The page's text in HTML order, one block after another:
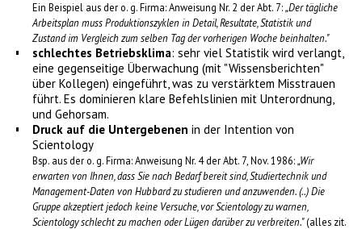
Ein Beispiel aus der o. g. Firma: Anweisung Nr. 2 der Abt. 7:„Der tägliche
Arbeitsplan muss Produktionszyklen in Detail, Resultate, Statistik und
Zustand im Vergleich zum selben Tag der vorherigen Woche beinhalten."
schlechtes Betriebsklima: sehr viel Statistik wird verlangt,
eine gegenseitige Überwachung (mit "Wissensberichten"
über Kollegen) eingeführt, was zu verstärktem Misstrauen
führt. Es dominieren klare Befehlslinien mit Unterordnung,
und Gehorsam.
Druck auf die Untergebenen in der Intention von
Scientology
Bsp. aus der o. g. Firma: Anweisung Nr. 4 der Abt. 7, Nov. 1986:„Wir
erwarten von Ihnen, dass Sie nach Bedarf bereit sind, Studiertechnik und
Management-Daten von Hubbard zu studieren und anzuwenden. (..) Die
Gruppe akzeptiert jedoch keine Versuche, vor Scientology zu warnen,
Scientology schlecht zu machen oder Lügen darüber zu verbreiten."(alles zit.